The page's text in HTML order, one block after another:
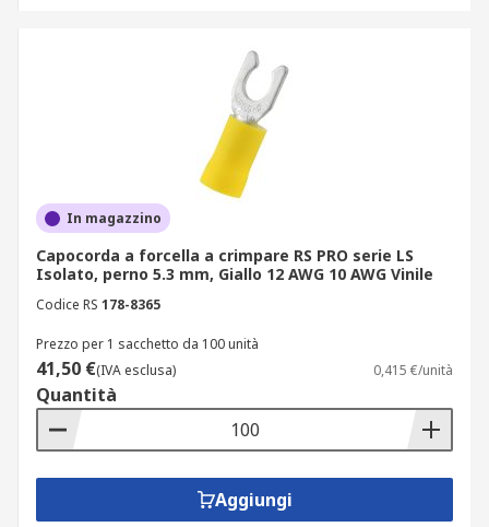
In magazzino
Capocorda a forcella a crimpare RS PRO serie LS
Isolato, perno 5.3 mm, Giallo 12 AWG 10 AWG Vinile
Codice RS 178-8365
Prezzo per 1 sacchetto da 100 unità
41,50 €(IVA esclusa) 0,415 €/unità
Quantità
Aggiungi